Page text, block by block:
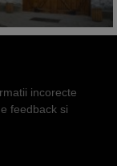
incorecte
feedback si